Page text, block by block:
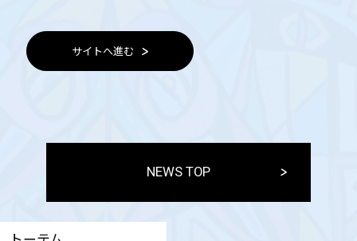
サイトへ進む
NEWS TOP